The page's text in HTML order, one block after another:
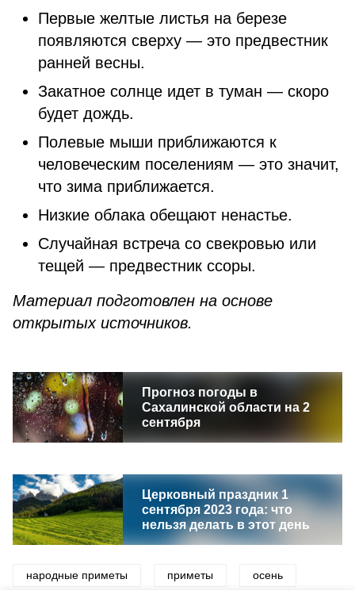
Первые желтые листья на березе
появляются сверху — это предвестник
ранней весны.
Закатное солнце идет в туман — скоро
будет дождь.
Полевые мыши приближаются к
человеческим поселениям — это значит,
что зима приближается.
Низкие облака обещают ненастье.
Случайная встреча со свекровью или
тещей — предвестник ссоры.
Материал подготовлен на основе
открытых источников.
Прогноз погоды в
Сахалинской области на 2
сентября
Церковный праздник 1
сентября 2023 года: что
нельзя делать в этот день
народные приметы приметы осень